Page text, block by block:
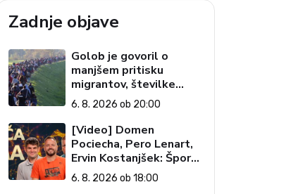
Zadnje objave
Golob je govoril o
manjšem pritisku
migrantov, številke
govorijo drugače
6. 8. 2026 ob 20:00
[Video] Domen
Pociecha, Pero Lenart,
Ervin Kostanjšek: Šport
specialcev (Vroča tema,
6. 8. 2026)
6. 8. 2026 ob 18:00